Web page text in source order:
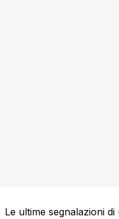
Le ultime segnalazioni